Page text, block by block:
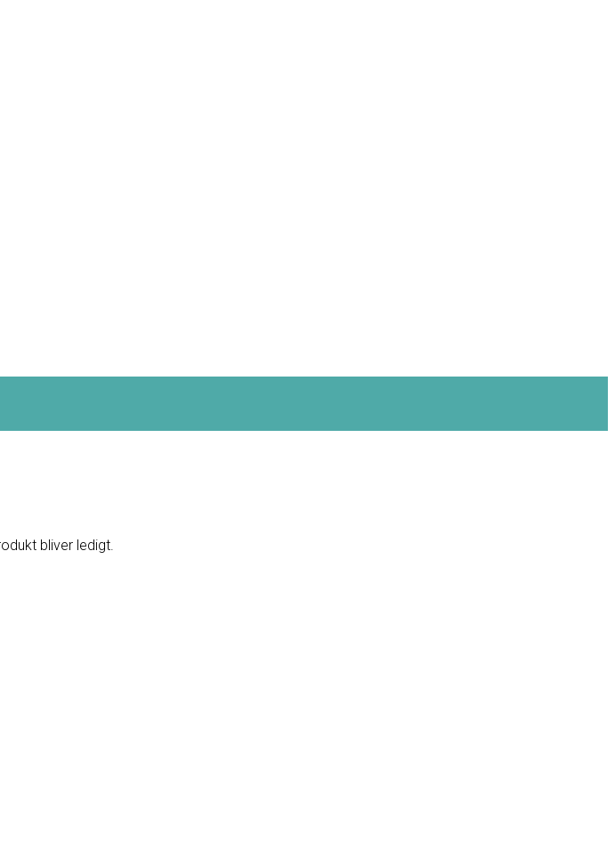
bliver ledigt.